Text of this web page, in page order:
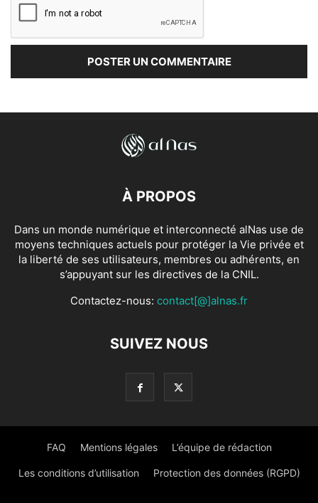
À PROPOS
Dans un monde numérique et interconnecté alNas use de
moyens techniques actuels pour protéger la Vie privée et
la liberté de ses utilisateurs, membres ou adhérents, en
s’appuyant sur les directives de la CNIL.
Contactez-nous: contact[@]alnas.fr
SUIVEZ NOUS
FAQ Mentions légales L’équipe de rédaction
Les conditions d’utilisation Protection des données (RGPD)